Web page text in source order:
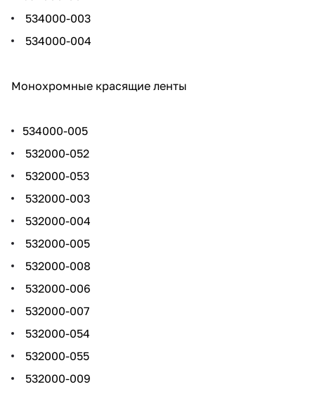
534000-003
534000-004
Монохромные красящие ленты
534000-005
532000-052
532000-053
532000-003
532000-004
532000-005
532000-008
532000-006
532000-007
532000-054
532000-055
532000-009